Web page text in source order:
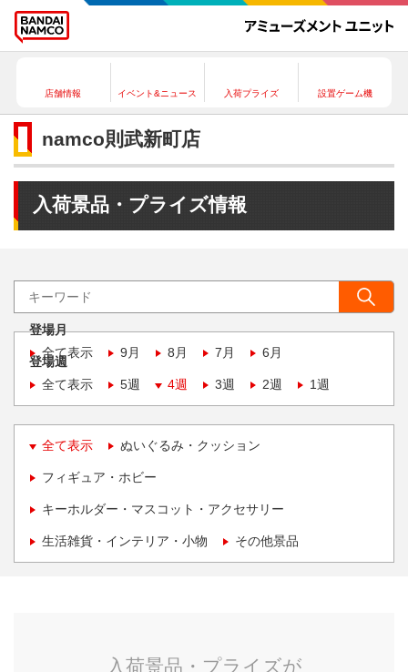
店舗情報 イベント&ニュース 入荷プライズ 設置ゲーム機
namco則武新町店
入荷景品・プライズ情報
登場月
全て表示
9月 8月 7月 6月
登場週
全て表示
5週 4週 3週 2週 1週
全て表示 ぬいぐるみ・クッション
フィギュア・ホビー
キーホルダー・マスコット・アクセサリー
生活雑貨・インテリア・小物 その他景品